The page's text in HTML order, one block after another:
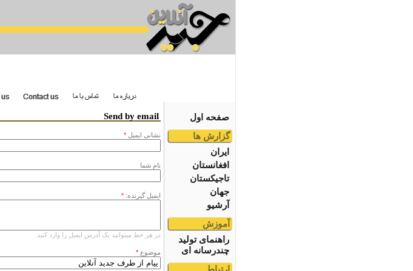
صفحه اول
گزارش ها
ایران
افغانستان
تاجیکستان
جهان
آرشیو
آموزش
راهنمای تولید
چندرسانه ای
ارتباط
Send by email
نشانى ايميل *
نام شما
ایمیل گیرنده: *
در هر خط میتوانید یک آدرس ایمیل را وارد کنید.
موضوع *